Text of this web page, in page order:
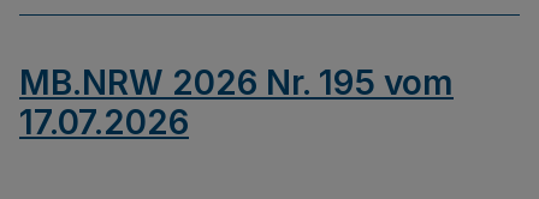
MB.NRW 2026 Nr. 195 vom
17.07.2026